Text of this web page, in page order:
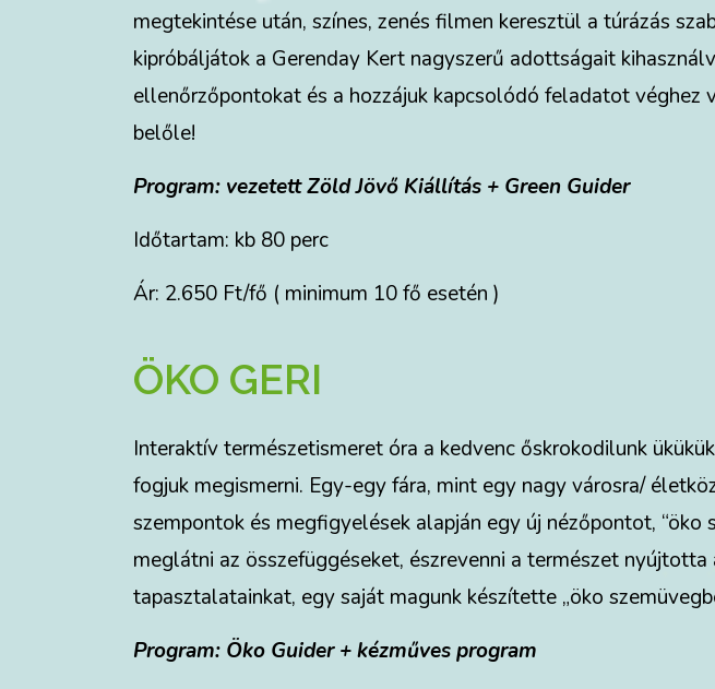
megtekintése után, színes, zenés filmen keresztül a túrázás
kipróbáljátok a Gerenday Kert nagyszerű adottságait
ellenőrzőpontokat és a hozzájuk kapcsolódó feladatot
belőle!
Program: vezetett Zöld Jövő Kiállítás + Green Guider
Időtartam: kb 80 perc
Ár: 2.650 Ft/fő ( minimum 10 fő esetén )
ÖKO GERI
Interaktív természetismeret óra a kedvenc őskrokodilunk
fogjuk megismerni. Egy-egy fára, mint egy nagy városra/
szempontok és megfigyelések alapján egy új nézőpontot,
meglátni az összefüggéseket, észrevenni a természet
tapasztalatainkat, egy saját magunk készítette „öko
Program: Öko Guider + kézműves program